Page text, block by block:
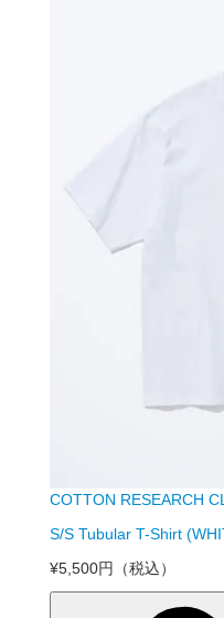
COTTON RESEARCH
S/S Tubular T-Shirt
¥5,500円
（税込）